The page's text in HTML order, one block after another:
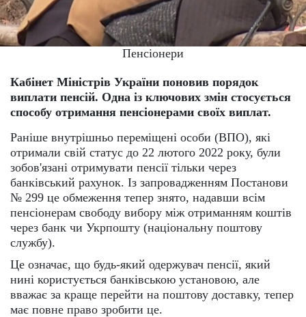
Пенсіонери
Кабінет Міністрів України поновив порядок
виплати пенсій. Одна із ключових змін стосується
способу отримання пенсіонерами своїх виплат.
Раніше внутрішньо переміщені особи (ВПО), які
отримали свій статус до 22 лютого 2022 року, були
зобов'язані отримувати пенсії тільки через
банківський рахунок. Із запровадженням Постанови
№ 299 це обмеження тепер знято, надавши всім
пенсіонерам свободу вибору між отриманням коштів
через банк чи Укрпошту (національну поштову
службу).
Це означає, що будь-який одержувач пенсії, який
нині користується банківською установою, але
вважає за краще перейти на поштову доставку, тепер
має повне право зробити це.